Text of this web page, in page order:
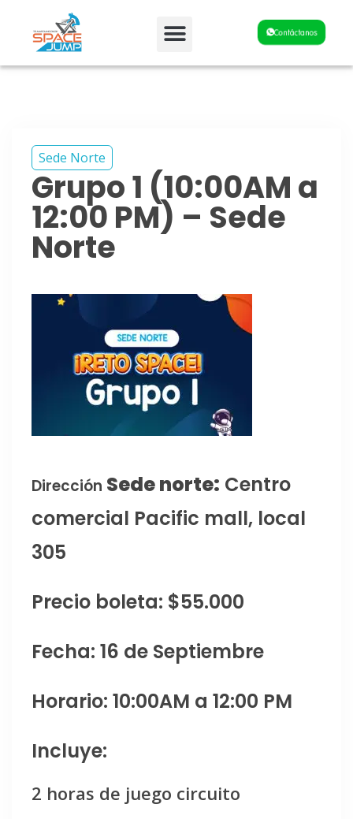
Contáctanos
Sede Norte
Grupo 1 (10:00AM a
12:00 PM) – Sede
Norte
Dirección Sede norte: Centro
comercial Pacific mall, local
305
Precio boleta: $55.000
Fecha: 16 de Septiembre
Horario: 10:00AM a 12:00 PM
Incluye:
2 horas de juego circuito